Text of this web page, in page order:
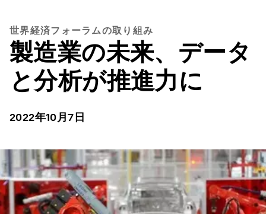
世界経済フォーラムの取り組み
製造業の未来、データ
と分析が推進力に
2022年10月7日